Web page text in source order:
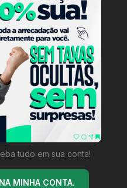
tudo em sua conta!
MINHA CONTA.